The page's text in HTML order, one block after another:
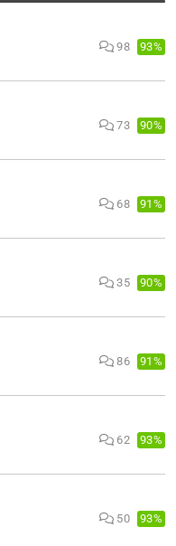
98 93%
73 90%
68 91%
35 90%
86 91%
62 93%
50 93%